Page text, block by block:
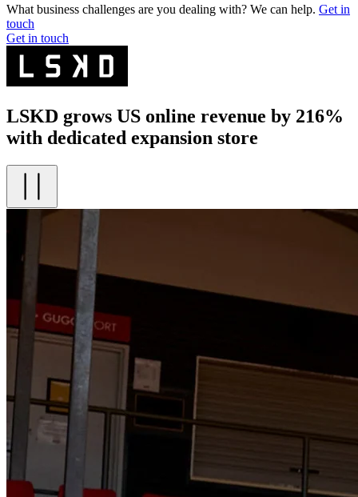
What business challenges are you dealing with? We can help. Get in
touch
Get in touch
LSKD grows US online revenue by 216%
with dedicated expansion store